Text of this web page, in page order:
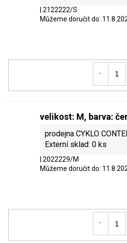
| 2122222/S
Můžeme doručit do:
velikost: M, barva:
0 ks
| 2022229/M
Můžeme doručit do: